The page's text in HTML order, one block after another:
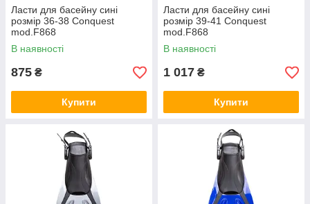
Ласти для басейну сині
розмір 36-38 Conquest
mod.F868
В наявності
875 ₴
Купити
Ласти для басейну сині
розмір 39-41 Conquest
mod.F868
В наявності
1 017 ₴
Купити